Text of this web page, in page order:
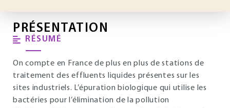
PRÉSENTATION
RÉSUMÉ
On compte en France de plus en plus de stations de
traitement des effluents liquides présentes sur les
sites industriels. L’épuration biologique qui utilise les
bactéries pour l’élimination de la pollution